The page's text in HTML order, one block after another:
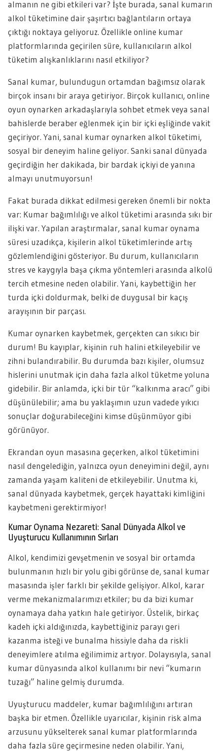
almanın ne gibi etkileri var? İşte burada, sanal kumarın
alkol tüketimine dair şaşırtıcı bağlantıların ortaya
çıktığı noktaya geliyoruz. Özellikle online kumar
platformlarında geçirilen süre, kullanıcıların alkol
tüketim alışkanlıklarını nasıl etkiliyor?
Sanal kumar, bulundugun ortamdan bağımsız olarak
birçok insanı bir araya getiriyor. Birçok kullanıcı, online
oyun oynarken arkadaşlarıyla sohbet etmek veya sanal
bahislerde beraber eğlenmek için bir içki eşliğinde vakit
geçiriyor. Yani, sanal kumar oynarken alkol tüketimi,
sosyal bir deneyim haline geliyor. Sanki sanal dünyada
geçirdiğin her dakikada, bir bardak içkiyi de yanına
almayı unutmuyorsun!
Fakat burada dikkat edilmesi gereken önemli bir nokta
var: Kumar bağımlılığı ve alkol tüketimi arasında sıkı bir
ilişki var. Yapılan araştırmalar, sanal kumar oynama
süresi uzadıkça, kişilerin alkol tüketimlerinde artış
gözlemlendiğini gösteriyor. Bu durum, kullanıcıların
stres ve kaygıyla başa çıkma yöntemleri arasında alkolü
tercih etmesine neden olabilir. Yani, kaybettiğin her
turda içki doldurmak, belki de duygusal bir kaçış
arayışının bir parçası.
Kumar oynarken kaybetmek, gerçekten can sıkıcı bir
durum! Bu kayıplar, kişinin ruh halini etkileyebilir ve
zihni bulandırabilir. Bu durumda bazı kişiler, olumsuz
hislerini unutmak için daha fazla alkol tüketme yoluna
gidebilir. Bir anlamda, içki bir tür “kalkınma aracı” gibi
düşünülebilir; ama bu yaklaşımın uzun vadede yıkıcı
sonuçlar doğurabileceğini kimse düşünmüyor gibi
görünüyor.
Ekrandan oyun masasına geçerken, alkol tüketimini
nasıl dengelediğin, yalnızca oyun deneyimini değil, aynı
zamanda yaşam kaliteni de etkileyebilir. Unutma ki,
sanal dünyada kaybetmek, gerçek hayattaki kimliğini
kaybetmeni gerektirmiyor!
Kumar Oynama Nezareti: Sanal Dünyada Alkol ve
Uyuşturucu Kullanımının Sırları
Alkol, kendimizi gevşetmenin ve sosyal bir ortamda
bulunmanın hızlı bir yolu gibi görünse de, sanal kumar
masasında işler farklı bir şekilde gelişiyor. Alkol, karar
verme mekanizmalarımızı etkiler; bu da bizi kumar
oynamaya daha yatkın hale getiriyor. Üstelik, birkaç
kadeh içki aldığınızda, kaybettiğiniz parayı geri
kazanma isteği ve bunalma hissiyle daha da riskli
deneyimlere atılma eğilimimiz artıyor. Dolayısıyla, sanal
kumar dünyasında alkol kullanımı bir nevi “kumarın
tuzağı” haline gelmiş durumda.
Uyuşturucu maddeler, kumar bağımlılığını artıran
başka bir etmen. Özellikle uyarıcılar, kişinin risk alma
arzusunu yükselterek sanal kumar platformlarında
daha fazla süre geçirmesine neden olabilir. Yani,